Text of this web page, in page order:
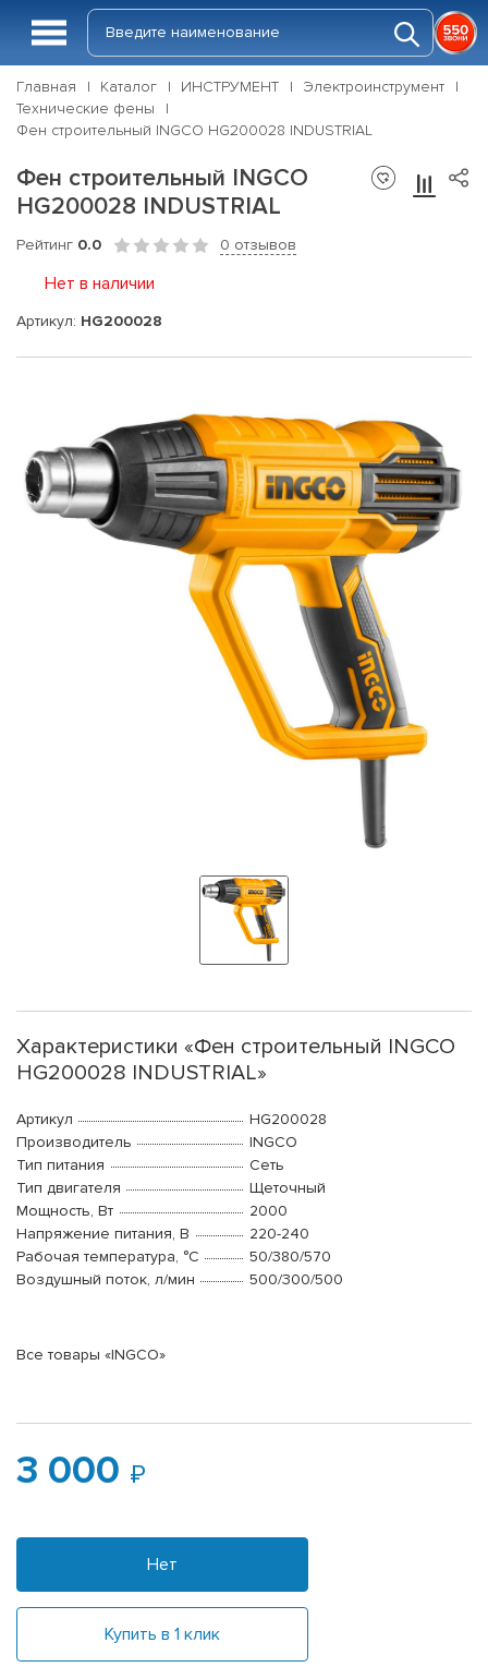
Главная Каталог ИНСТРУМЕНТ
Электроинструмент
Технические фены
Фен строительный INGCO HG200028 INDUSTRIAL
Фен строительный INGCO
HG200028 INDUSTRIAL
Рейтинг 0.0 0 отзывов
Нет в наличии
Артикул: HG200028
Характеристики «Фен строительный INGCO
HG200028 INDUSTRIAL»
Артикул
HG200028
Производитель
INGCO
Тип питания
Сеть
Тип двигателя
Щеточный
Мощность, Вт
2000
Напряжение питания, В
220-240
Рабочая температура, °С
50/380/570
Воздушный поток, л/мин
500/300/500
Все товары «INGCO»
3 000
Нет
Купить в 1 клик